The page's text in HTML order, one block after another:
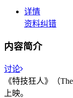
详情
资料纠错
内容简介
讨论
《特技狂人》（
上映。